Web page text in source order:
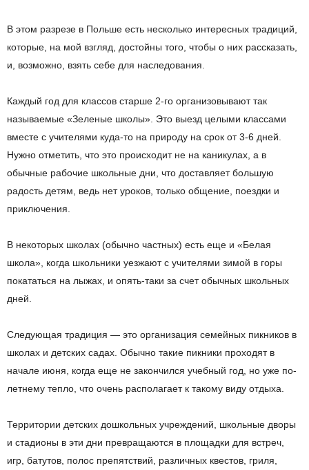
В этом разрезе в Польше есть несколько интересных традиций,
которые, на мой взгляд, достойны того, чтобы о них рассказать,
и, возможно, взять себе для наследования.
Каждый год для классов старше 2-го организовывают так
называемые «Зеленые школы». Это выезд целыми классами
вместе с учителями куда-то на природу на срок от 3-6 дней.
Нужно отметить, что это происходит не на каникулах, а в
обычные рабочие школьные дни, что доставляет большую
радость детям, ведь нет уроков, только общение, поездки и
приключения.
В некоторых школах (обычно частных) есть еще и «Белая
школа», когда школьники уезжают с учителями зимой в горы
покататься на лыжах, и опять-таки за счет обычных школьных
дней.
Следующая традиция — это организация семейных пикников в
школах и детских садах. Обычно такие пикники проходят в
начале июня, когда еще не закончился учебный год, но уже по-
летнему тепло, что очень располагает к такому виду отдыха.
Территории детских дошкольных учреждений, школьные дворы
и стадионы в эти дни превращаются в площадки для встреч,
игр, батутов, полос препятствий, различных квестов, гриля,